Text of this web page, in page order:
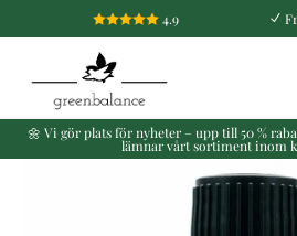
4.9 N
🌼 Vi gör plats för nyheter – upp till 50 %
lämnar vårt sortiment inom